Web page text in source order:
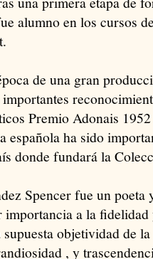
alumno en los cursos
de una gran
Premio Adonais
española ha sido
donde fundará la
Spencer fue un
importancia a la
supuesta objetividad de
, y